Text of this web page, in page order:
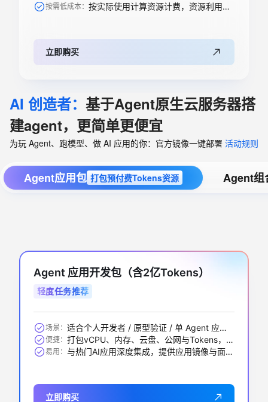
按需低成本： 按实际使用计算资源计费，资源利用率高
立即购买
AI 创造者： 基于Agent原生云服务器搭
建agent，更简单更便宜
为玩 Agent、跑模型、做 AI 应用的你：官方镜像一键部署 活动规则
Agent应用包 打包预付费Tokens资源 Agent组
Agent 应用开发包（含2亿Tokens）
轻度任务推荐
场景： 适合个人开发者 / 原型验证 / 单 Agent 应用 / 中小 RAG 问答等
便捷： 打包vCPU、内存、云盘、公网与Tokens，一步到位
易用： 与热门AI应用深度集成，提供应用镜像与面板，开箱即用
立即购买